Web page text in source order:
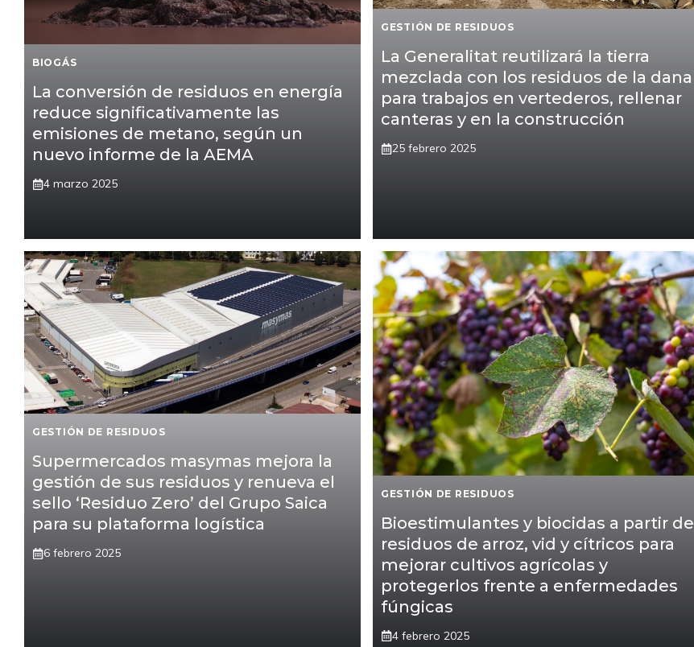
BIOGÁS
La conversión de residuos en energía
reduce significativamente las
emisiones de metano, según un
nuevo informe de la AEMA
4 marzo 2025
GESTIÓN DE RESIDUOS
La Generalitat reutilizará la tierra
mezclada con los residuos de la dana
para trabajos en vertederos, rellenar
canteras y en la construcción
25 febrero 2025
GESTIÓN DE RESIDUOS
Supermercados masymas mejora la
gestión de sus residuos y renueva el
sello ‘Residuo Zero’ del Grupo Saica
para su plataforma logística
6 febrero 2025
GESTIÓN DE RESIDUOS
Bioestimulantes y biocidas a partir de
residuos de arroz, vid y cítricos para
mejorar cultivos agrícolas y
protegerlos frente a enfermedades
fúngicas
4 febrero 2025